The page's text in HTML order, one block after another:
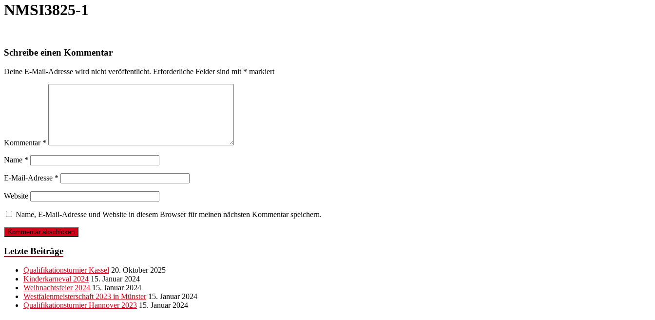
NMSI3825-1
Schreibe einen Kommentar
Deine E-Mail-Adresse wird nicht veröffentlicht. Erforderliche Felder sind mit * markiert
Kommentar *
Name *
E-Mail-Adresse *
Website
Name, E-Mail-Adresse und Website in diesem Browser für meinen nächsten Kommentar speichern.
Letzte Beiträge
Qualifikationsturnier Kassel 20. Oktober 2025
Kinderkarneval 2024 15. Januar 2024
Weihnachtsfeier 2024 15. Januar 2024
Westfalenmeisterschaft 2023 in Münster 15. Januar 2024
Qualifikationsturnier Hannover 2023 15. Januar 2024